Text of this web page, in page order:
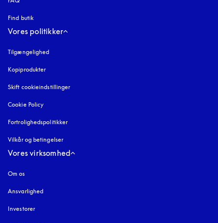
Find butik
Vores politikker
Tilgængelighed
Kopiprodukter
Skift cookieindstillinger
Cookie Policy
Fortrolighedspolitikker
Vilkår og betingelser
Vores virksomhed
Om os
Ansvarlighed
Investorer